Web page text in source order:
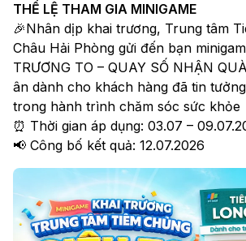
THỂ LỆ THAM GIA MINIGAME
🎉Nhân dịp khai trương, Trung tâm
Châu Hải Phòng gửi đến bạn
TRƯƠNG TO – QUAY SỐ NHẬN
ân dành cho khách hàng đã tin
trong hành trình chăm sóc sức khỏe
⏰ Thời gian áp dụng: 03.07 –
📢 Công bố kết quả: 12.07.2026